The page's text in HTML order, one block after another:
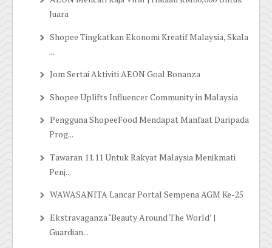
Juara
Shopee Tingkatkan Ekonomi Kreatif Malaysia, Skala
...
Jom Sertai Aktiviti AEON Goal Bonanza
Shopee Uplifts Influencer Community in Malaysia
Pengguna ShopeeFood Mendapat Manfaat Daripada
Prog...
Tawaran 11.11 Untuk Rakyat Malaysia Menikmati
Penj...
WAWASANITA Lancar Portal Sempena AGM Ke-25
Ekstravaganza ‘Beauty Around The World’ |
Guardian...